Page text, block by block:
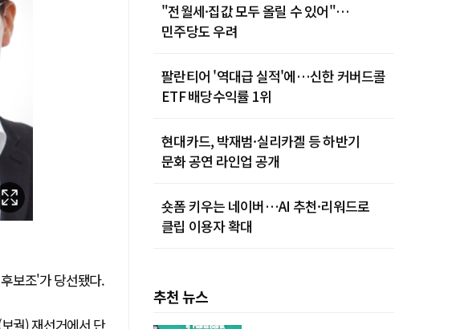
보조'가 당선됐다.
궐) 재선거에서 단
"전월세·집값 모두 올릴 수 있어"…
민주당도 우려
팔란티어 '역대급 실적'에…신한 커버드콜
ETF 배당수익률 1위
현대카드, 박재범·실리카겔 등 하반기
문화 공연 라인업 공개
숏폼 키우는 네이버…AI 추천·리워드로
클립 이용자 확대
추천 뉴스